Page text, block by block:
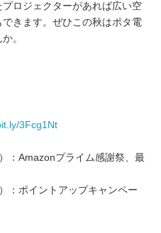
ロジェクターがあれば広い空
きます。ぜひこの秋はポタ電
。
3Fcg1Nt
：Amazonプライム感謝祭、最
：ポイントアップキャンペー